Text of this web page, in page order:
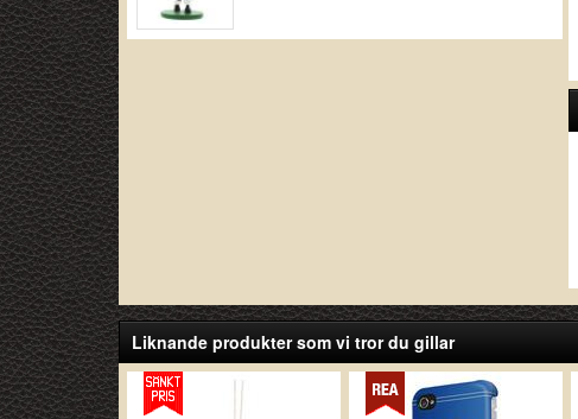
Liknande produkter som vi tror du gillar